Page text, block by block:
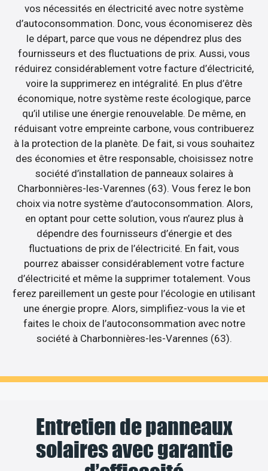
vos nécessités en électricité avec notre système
d’autoconsommation. Donc, vous économiserez dès
le départ, parce que vous ne dépendrez plus des
fournisseurs et des fluctuations de prix. Aussi, vous
réduirez considérablement votre facture d’électricité,
voire la supprimerez en intégralité. En plus d’être
économique, notre système reste écologique, parce
qu’il utilise une énergie renouvelable. De même, en
réduisant votre empreinte carbone, vous contribuerez
à la protection de la planète. De fait, si vous souhaitez
des économies et être responsable, choisissez notre
société d’installation de panneaux solaires à
Charbonnières-les-Varennes (63). Vous ferez le bon
choix via notre système d’autoconsommation. Alors,
en optant pour cette solution, vous n’aurez plus à
dépendre des fournisseurs d’énergie et des
fluctuations de prix de l’électricité. En fait, vous
pourrez abaisser considérablement votre facture
d’électricité et même la supprimer totalement. Vous
ferez pareillement un geste pour l’écologie en utilisant
une énergie propre. Alors, simplifiez-vous la vie et
faites le choix de l’autoconsommation avec notre
société à Charbonnières-les-Varennes (63).
Entretien de panneaux
solaires avec garantie